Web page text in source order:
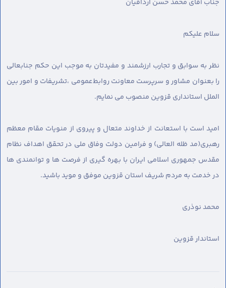
جناب آقای محمد حسن ارداقیان
سلام عليكم
نظر به سوابق و تجارب ارزشمند و مفیدتان به موجب این حکم جنابعالی
را بعنوان مشاور و سرپرست معاونت روابط‌عمومی ،تشریفات و امور بین
الملل استانداری قزوین منصوب می نمایم.
امید است با استعانت از خداوند متعال و پیروی از منویات مقام معظم
رهبری(مد ظله العالی) و فرامین دولت وفاق ملی در تحقق اهداف نظام
مقدس جمهوری اسلامی ایران با بهره گیری از فرصت ها و توانمندی ها
در خدمت به مردم شریف استان قزوین موفق و موید باشید.
محمد نوذری
استاندار قزوین